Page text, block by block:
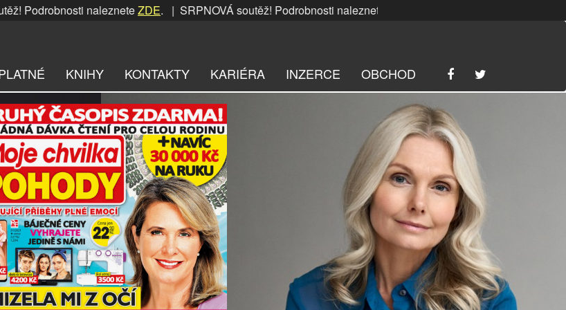
nalezneteZDE. | SRPNOVÁ soutěž! Podrobnosti nalezneteZDE. | SRPNOVÁ soutěž! Podrobnosti
KNIHY KONTAKTY KARIÉRA INZERCE OBCHOD